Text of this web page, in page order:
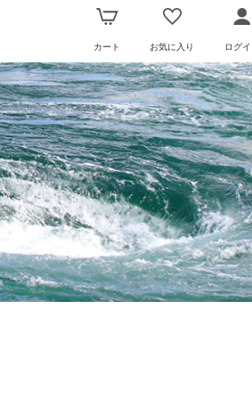
カート お気に入り ログ